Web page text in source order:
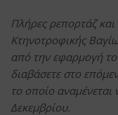
Πλήρες ρεπορτάζ
Κτηνοτροφικής
από την εφαρμογή
διαβάσετε στο
το οποίο
Δεκεμβρίου.